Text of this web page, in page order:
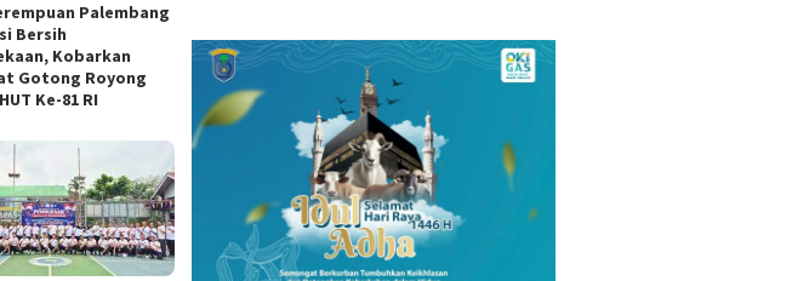
Palembang
Bersih
Kobarkan
Gotong Royong
Ke-81 RI